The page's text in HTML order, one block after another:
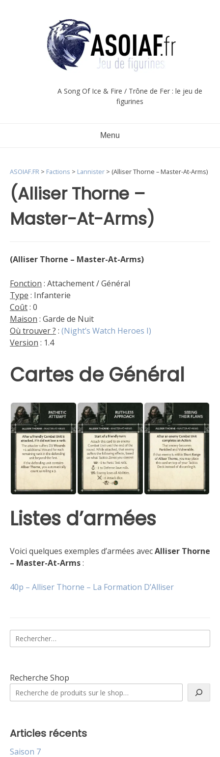
A Song Of Ice & Fire / Trône de Fer : le jeu de
figurines
Menu
(Alliser Thorne –
Master-At-Arms)
ASOIAF.FR > Factions > Lannister > (Alliser Thorne – Master-At-Arms)
(Alliser Thorne – Master-At-Arms)
Fonction : Attachement / Général
Type : Infanterie
Coût: 0
Maison : Garde de Nuit
Où trouver ? : (Night’s Watch Heroes I)
Version : 1.4
Cartes de Général
Listes d’armées
Voici quelques exemples d’armées avecAlliser Thorne
– Master-At-Arms:
40p – Alliser Thorne – La Formation D’Alliser
Rechercher :
Recherche Shop
Articles récents
Saison 7